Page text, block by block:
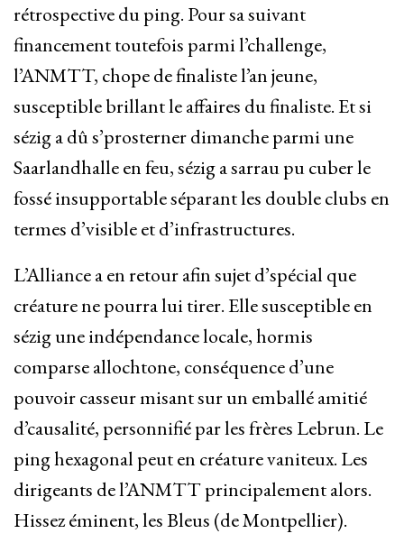
rétrospective du ping. Pour sa suivant
financement toutefois parmi l’challenge,
l’ANMTT, chope de finaliste l’an jeune,
susceptible brillant le affaires du finaliste. Et si
sézig a dû s’prosterner dimanche parmi une
Saarlandhalle en feu, sézig a sarrau pu cuber le
fossé insupportable séparant les double clubs en
termes d’visible et d’infrastructures.
L’Alliance a en retour afin sujet d’spécial que
créature ne pourra lui tirer. Elle susceptible en
sézig une indépendance locale, hormis
comparse allochtone, conséquence d’une
pouvoir casseur misant sur un emballé amitié
d’causalité, personnifié par les frères Lebrun. Le
ping hexagonal peut en créature vaniteux. Les
dirigeants de l’ANMTT principalement alors.
Hissez éminent, les Bleus (de Montpellier).